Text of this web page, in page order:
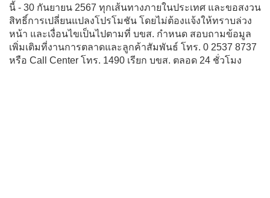
นี้ - 30 กันยายน 2567 ทุกเส้นทางภายในประเทศ และขอสงวน
สิทธิ์การเปลี่ยนแปลงโปรโมชัน โดยไม่ต้องแจ้งให้ทราบล่วง
หน้า และเงื่อนไขเป็นไปตามที่ บขส. กำหนด สอบถามข้อมูล
เพิ่มเติมที่งานการตลาดและลูกค้าสัมพันธ์ โทร. 0 2537 8737
หรือ Call Center โทร. 1490 เรียก บขส. ตลอด 24 ชั่วโมง